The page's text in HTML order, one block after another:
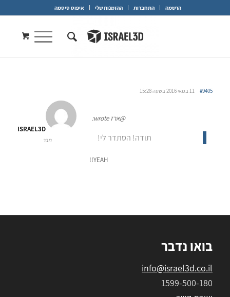
הרשמה התחברות ההזמנות שלי איפוס סיסמה
11 במאי 2016 בשעה 15:28 #9405
ISRAEL3D
חבר
@ארז wrote:
תודה! הסתדר לי!
YEAH!!
בואו נדבר
info@israel3d.co.il
1599-500-180